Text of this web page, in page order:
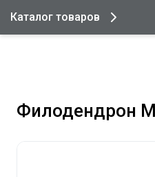
Каталог товаров
Филодендрон